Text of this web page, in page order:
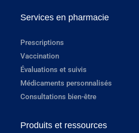
Services en pharmacie
Prescriptions
Vaccination
Évaluations et suivis
Médicaments personnalisés
Consultations bien-être
Produits et ressources